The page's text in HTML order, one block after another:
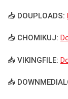
📥 DOUPLOADS:
📥 CHOMIKUJ:
📥 VIKINGFILE:
📥